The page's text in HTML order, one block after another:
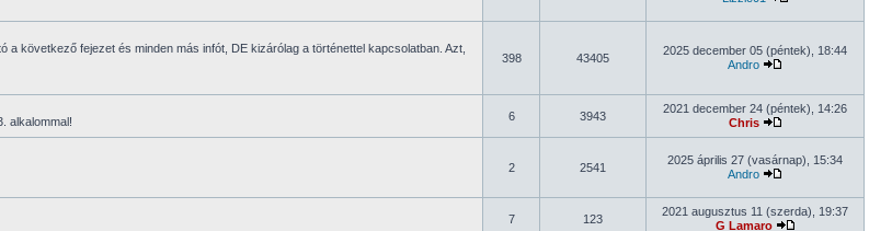
következő fejezet és minden más infót, DE kizárólag a történettel kapcsolatban. Azt,
398 43405
2025 december 05 (péntek), 18:44
Andro
alkalommal! 6 3943
2021 december 24 (péntek), 14:26
Chris
2 2541
2025 április 27 (vasárnap), 15:34
Andro
7 123
2021 augusztus 11 (szerda), 19:37
G Lamaro